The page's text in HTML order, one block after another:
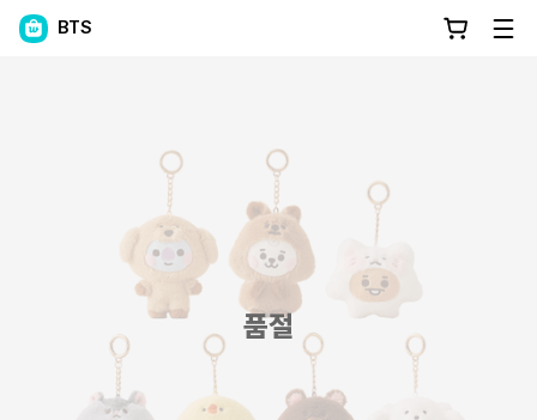
BTS
품절